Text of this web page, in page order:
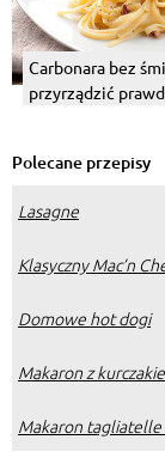
Carbonara bez
przyrządzić
Polecane przepisy
Lasagne
Klasyczny Mac’n
Domowe hot dogi
Makaron z
Makaron tagliatelle